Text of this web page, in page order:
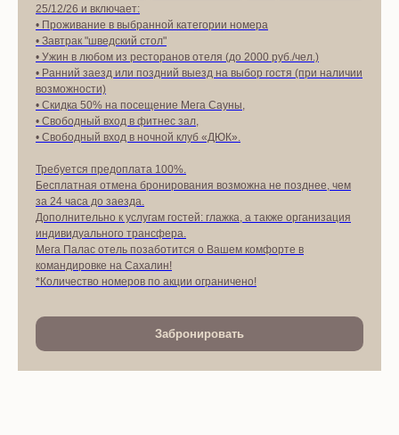
25/12/26 и включает:
• Проживание в выбранной категории номера
• Завтрак "шведский стол"
• Ужин в любом из ресторанов отеля (до 2000 руб./чел.)
• Ранний заезд или поздний выезд на выбор гостя (при наличии
возможности)
• Скидка 50% на посещение Мега Сауны,
• Свободный вход в фитнес зал,
• Свободный вход в ночной клуб «ДЮК».
Требуется предоплата 100%.
Бесплатная отмена бронирования возможна не позднее, чем
за 24 часа до заезда.
Дополнительно к услугам гостей: глажка, а также организация
индивидуального трансфера.
Мега Палас отель позаботится о Вашем комфорте в
командировке на Сахалин!
*Количество номеров по акции ограничено!
Забронировать